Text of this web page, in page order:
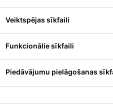
rukumu, kas,
javu ar īpaši augstu
piemīt paaugstināta
Jaunākie labākie
Veiktspējas sīkfaili
Funkcionālie sīkfaili
Piedāvājumu pielāgošanas